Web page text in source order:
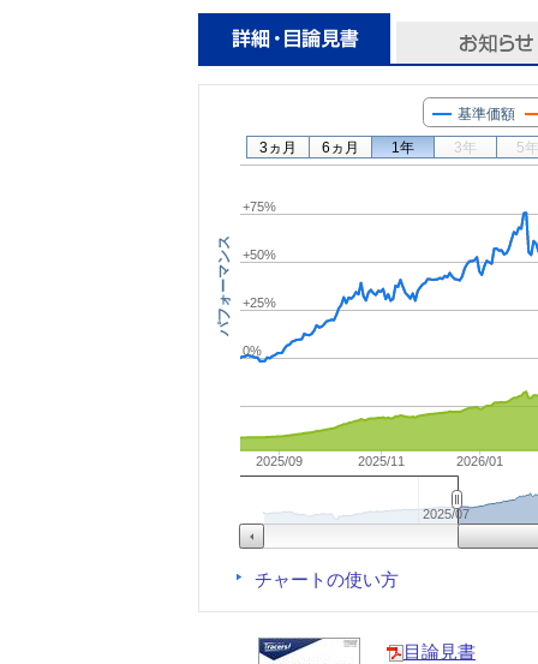
パフォーマンス
基準価額
2025/09 2025/11 2026/01
2025/07
0%
+25%
+50%
+75%
3ヵ月 6ヵ月 1年 3年 5年
チャートの使い方
目論見書